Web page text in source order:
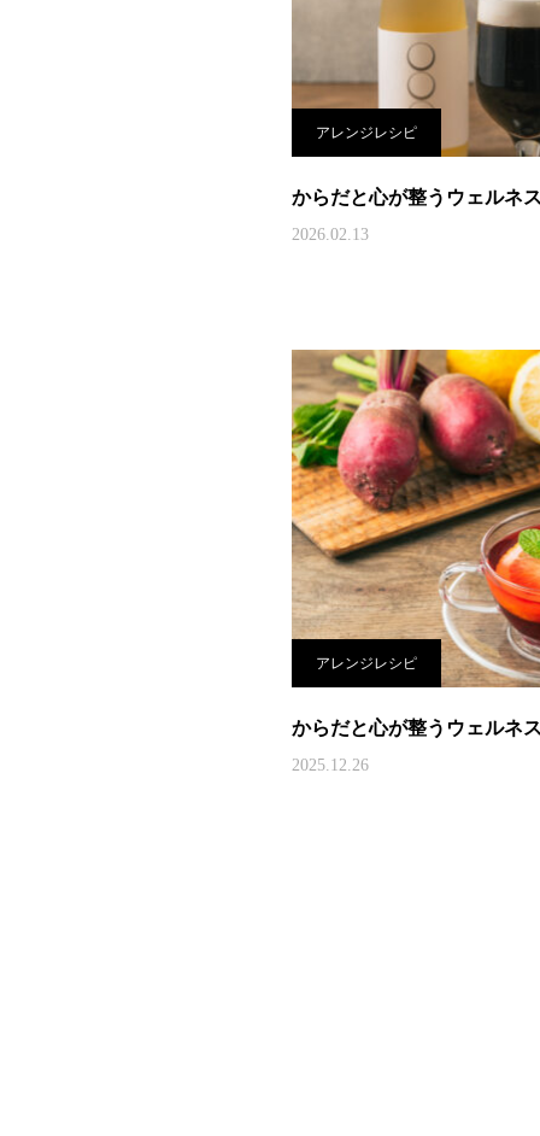
アレンジレシピ
からだと心が整うウェルネ
2026.02.13
アレンジレシピ
からだと心が整うウェルネ
2025.12.26